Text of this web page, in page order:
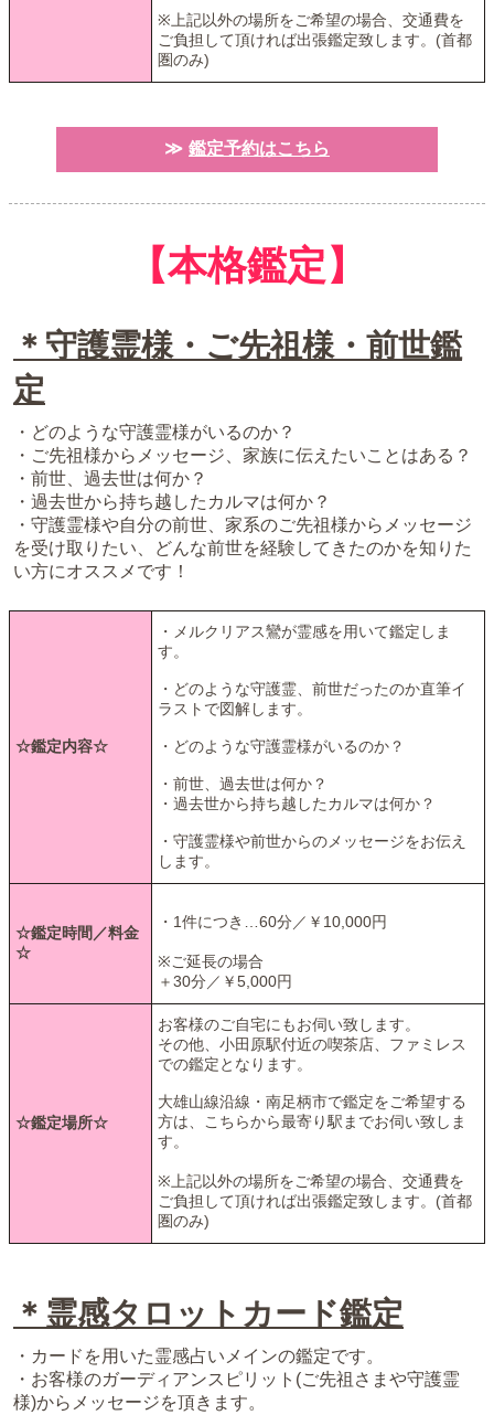
※上記以外の場所をご希望の場合、交通費を
ご負担して頂ければ出張鑑定致します。(首都
圏のみ)
鑑定予約はこちら
【本格鑑定】
＊守護霊様・ご先祖様・前世鑑
定
・どのような守護霊様がいるのか？
・ご先祖様からメッセージ、家族に伝えたいことはある？
・前世、過去世は何か？
・過去世から持ち越したカルマは何か？
・守護霊様や自分の前世、家系のご先祖様からメッセージ
を受け取りたい、どんな前世を経験してきたのかを知りた
い方にオススメです！
☆鑑定内容☆
・メルクリアス鸞が霊感を用いて鑑定しま
す。
・どのような守護霊、前世だったのか直筆イ
ラストで図解します。
・どのような守護霊様がいるのか？
・前世、過去世は何か？
・過去世から持ち越したカルマは何か？
・守護霊様や前世からのメッセージをお伝え
します。
☆鑑定時間／料金
☆
・1件につき…60分／￥10,000円
※ご延長の場合
＋30分／￥5,000円
☆鑑定場所☆
お客様のご自宅にもお伺い致します。
その他、小田原駅付近の喫茶店、ファミレス
での鑑定となります。
大雄山線沿線・南足柄市で鑑定をご希望する
方は、こちらから最寄り駅までお伺い致しま
す。
※上記以外の場所をご希望の場合、交通費を
ご負担して頂ければ出張鑑定致します。(首都
圏のみ)
＊霊感タロットカード鑑定
・カードを用いた霊感占いメインの鑑定です。
・お客様のガーディアンスピリット(ご先祖さまや守護霊
様)からメッセージを頂きます。